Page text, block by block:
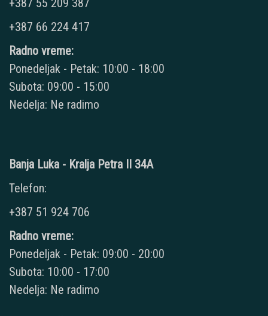
+387 55 209 387
+387 66 224 417
Radno vreme:
Ponedeljak - Petak: 10:00 - 18:00
Subota: 09:00 - 15:00
Nedelja: Ne radimo
Banja Luka - Kralja Petra II 34A
Telefon:
+387 51 924 706
Radno vreme:
Ponedeljak - Petak: 09:00 - 20:00
Subota: 10:00 - 17:00
Nedelja: Ne radimo